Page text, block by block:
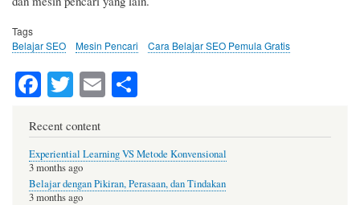
Tags
Belajar SEO
Mesin Pencari Cara Belajar SEO Pemula Gratis
Fa
ce
bo
ok
T
wi
tte
r
E
m
ailre
Recent content
Experiential Learning VS Metode Konvensional
3 months ago
Belajar dengan Pikiran, Perasaan, dan Tindakan
3 months ago